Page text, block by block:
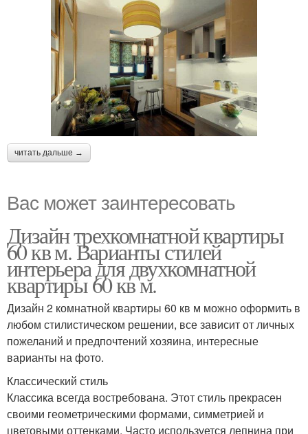
читать дальше →
Вас может заинтересовать
Дизайн трехкомнатной квартиры
60 кв м. Варианты стилей
интерьера для двухкомнатной
квартиры 60 кв м.
Дизайн 2 комнатной квартиры 60 кв м можно оформить в
любом стилистическом решении, все зависит от личных
пожеланий и предпочтений хозяина, интересные
варианты на фото.
Классический стиль
Классика всегда востребована. Этот стиль прекрасен
своими геометрическими формами, симметрией и
цветовыми оттенками. Часто используется лепнина при